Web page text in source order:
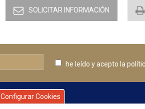
Configurar Cookies
SOLICITAR INFORMACIÓN
he leído y acepto la